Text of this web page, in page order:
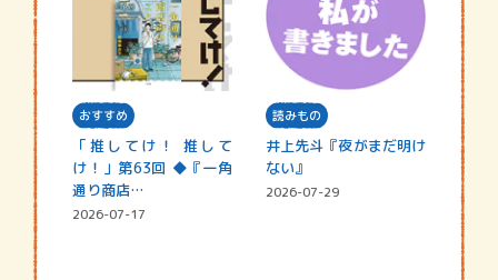
おすすめ
「推してけ！ 推して
け！」第63回 ◆『一角
通り商店…
2026-07-17
読みもの
井上先斗『夜がまだ明け
ない』
2026-07-29